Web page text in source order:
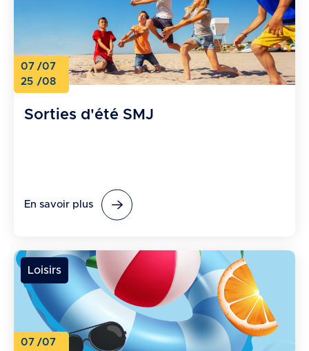
07 /07
25 /08
Sorties d'été SMJ
En savoir plus
Loisirs
07 /07